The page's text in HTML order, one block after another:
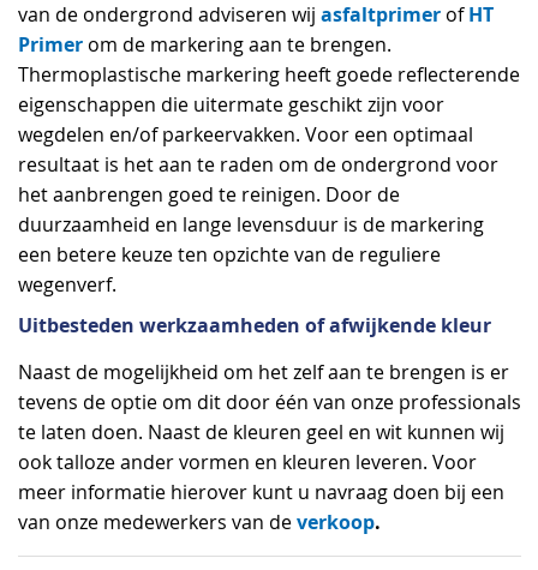
van de ondergrond adviseren wij asfaltprimer ofHT
Primer om de markering aan te brengen.
Thermoplastische markering heeft goede reflecterende
eigenschappen die uitermate geschikt zijn voor
wegdelen en/of parkeervakken. Voor een optimaal
resultaat is het aan te raden om de ondergrond voor
het aanbrengen goed te reinigen. Door de
duurzaamheid en lange levensduur is de markering
een betere keuze ten opzichte van de reguliere
wegenverf.
Uitbesteden werkzaamheden of afwijkende kleur
Naast de mogelijkheid om het zelf aan te brengen is er
tevens de optie om dit door één van onze professionals
te laten doen. Naast de kleuren geel en wit kunnen wij
ook talloze ander vormen en kleuren leveren. Voor
meer informatie hierover kunt u navraag doen bij een
van onze medewerkers van deverkoop.